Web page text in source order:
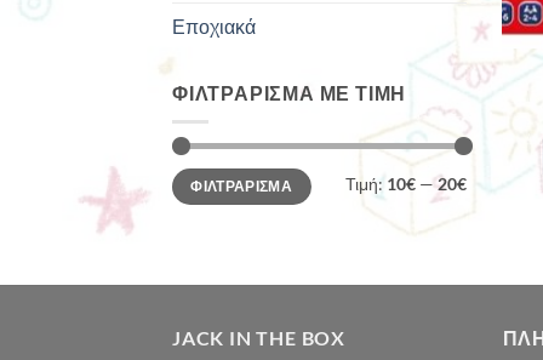
Εποχιακά
ΦΙΛΤΡΆΡΙΣΜΑ ΜΕ ΤΙΜΉ
Ελάχιστη
τιμή
Μέγιστη
τιμήΦΙΛΤΡΆΡΙΣΜΑ Τιμή: 10€— 20€
JACK IN THE BOX